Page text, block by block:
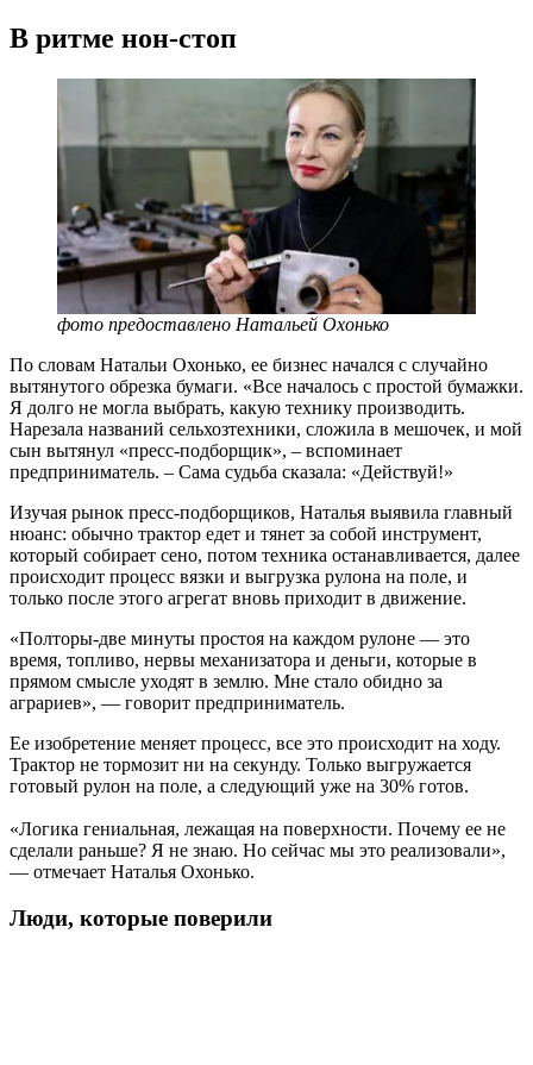
В ритме нон-стоп
фото предоставлено Натальей Охонько
По словам Натальи Охонько, ее бизнес начался с случайно
вытянутого обрезка бумаги. «Все началось с простой бумажки.
Я долго не могла выбрать, какую технику производить.
Нарезала названий сельхозтехники, сложила в мешочек, и мой
сын вытянул «пресс-подборщик», – вспоминает
предприниматель. – Сама судьба сказала: «Действуй!»
Изучая рынок пресс-подборщиков, Наталья выявила главный
нюанс: обычно трактор едет и тянет за собой инструмент,
который собирает сено, потом техника останавливается, далее
происходит процесс вязки и выгрузка рулона на поле, и
только после этого агрегат вновь приходит в движение.
«Полторы-две минуты простоя на каждом рулоне — это
время, топливо, нервы механизатора и деньги, которые в
прямом смысле уходят в землю. Мне стало обидно за
аграриев», — говорит предприниматель.
Ее изобретение меняет процесс, все это происходит на ходу.
Трактор не тормозит ни на секунду. Только выгружается
готовый рулон на поле, а следующий уже на 30% готов.
«Логика гениальная, лежащая на поверхности. Почему ее не
сделали раньше? Я не знаю. Но сейчас мы это реализовали»,
— отмечает Наталья Охонько.
Люди, которые поверили